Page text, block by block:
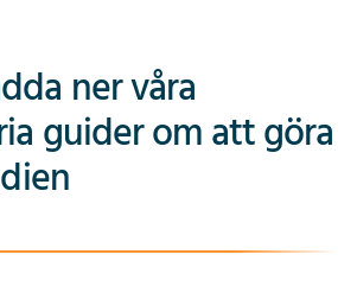
ner våra
guider om att göra